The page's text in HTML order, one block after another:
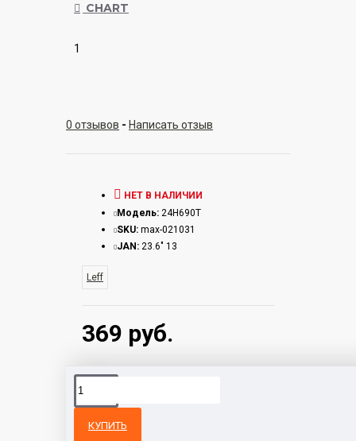
CHART
1
0 отзывов - Написать отзыв
369 руб.
НЕТ В НАЛИЧИИ
Модель: 24H690T
SKU: max-021031
JAN: 23.6" 13
Leff
КУПИТЬ